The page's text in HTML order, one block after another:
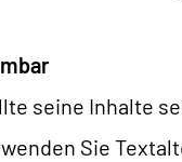
seine Inhalte
Sie